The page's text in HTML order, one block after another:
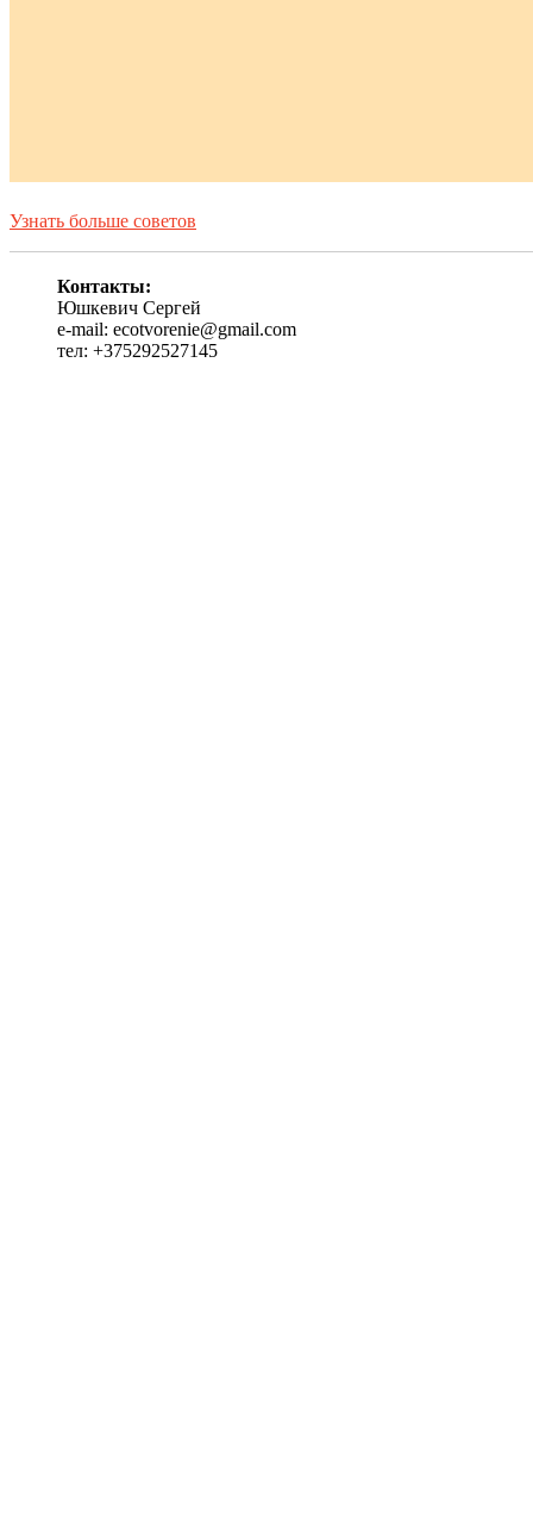
Узнать больше советов
Контакты:
Юшкевич Сергей
e-mail: ecotvorenie@gmail.com
тел: +375292527145